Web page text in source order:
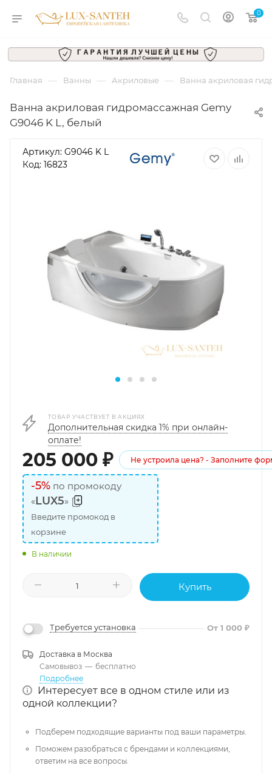
0
Главная — Ванны — Акриловые — Ванна акриловая
Ванна акриловая гидромассажная Gemy
G9046 K L, белый
Артикул: G9046 K L
Код: 16823
ТОВАР УЧАСТВУЕТ В АКЦИЯХ
Дополнительная скидка 1% при онлайн-
оплате!
205 000 ₽ Не устроила цена? - Заполните
-5% по промокоду
«LUX5»
Введите промокод в
корзине
В наличии
Купить
Требуется установка От 1 000 ₽
Доставка в Москва
Самовывоз — бесплатно
Подробнее
Интересует все в одном стиле или из
одной коллекции?
Подберем подходящие варианты под ваши параметры.
Поможем разобраться с брендами и коллекциями,
ответим на все вопросы.